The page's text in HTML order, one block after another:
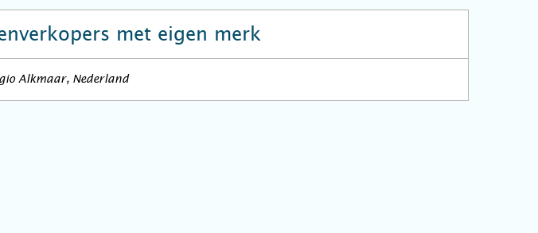
met eigen merk
Alkmaar, Nederland